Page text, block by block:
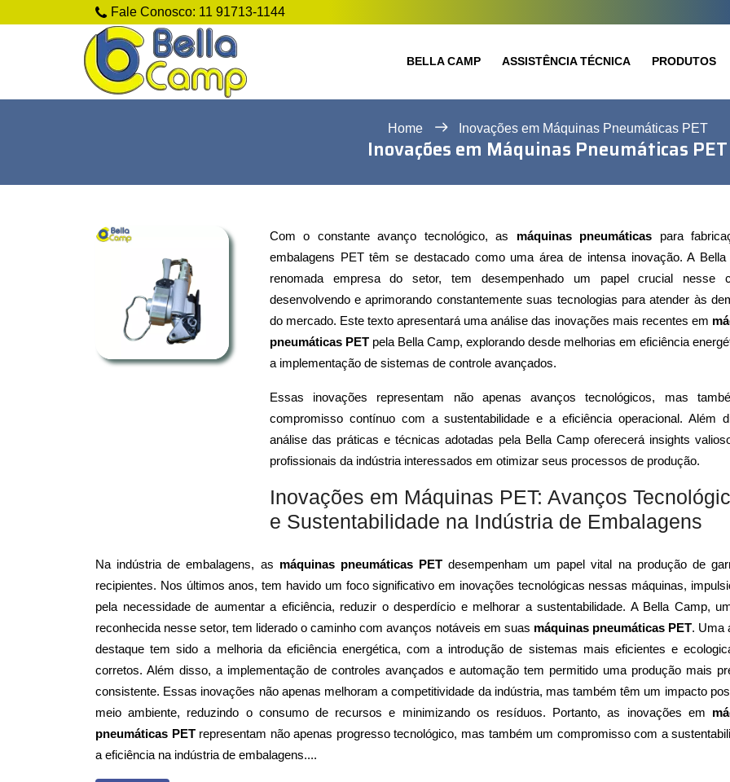
Fale Conosco: 11 91713-1144
BELLA CAMP ASSISTÊNCIA TÉCNICA PRODUTOS
Home Inovações em Máquinas Pneumáticas PET
Inovações em Máquinas Pneumáticas PET
Com o constante avanço tecnológico, as máquinas pneumáticas para
embalagens PET têm se destacado como uma área de intensa inovação. A Bella
renomada empresa do setor, tem desempenhado um papel crucial nesse
desenvolvendo e aprimorando constantemente suas tecnologias para atender às
do mercado. Este texto apresentará uma análise das inovações mais recentes em
pneumáticas PETpela Bella Camp, explorando desde melhorias em eficiência
a implementação de sistemas de controle avançados.
Essas inovações representam não apenas avanços tecnológicos, mas
compromisso contínuo com a sustentabilidade e a eficiência operacional. Além
análise das práticas e técnicas adotadas pela Bella Camp oferecerá insights
profissionais da indústria interessados em otimizar seus processos de produção.
Inovações em Máquinas PET: Avanços
e Sustentabilidade na Indústria de Embalagens
Na indústria de embalagens, as máquinas pneumáticas PETdesempenham um papel vital na produção de
recipientes. Nos últimos anos, tem havido um foco significativo em inovações tecnológicas nessas máquinas,
pela necessidade de aumentar a eficiência, reduzir o desperdício e melhorar a sustentabilidade. A Bella Camp,
reconhecida nesse setor, tem liderado o caminho com avanços notáveis em suas máquinas pneumáticas PET. Uma
destaque tem sido a melhoria da eficiência energética, com a introdução de sistemas mais eficientes e
corretos. Além disso, a implementação de controles avançados e automação tem permitido uma produção mais
consistente. Essas inovações não apenas melhoram a competitividade da indústria, mas também têm um impacto
meio ambiente, reduzindo o consumo de recursos e minimizando os resíduos. Portanto, as inovações em
pneumáticas PETrepresentam não apenas progresso tecnológico, mas também um compromisso com a
a eficiência na indústria de embalagens....